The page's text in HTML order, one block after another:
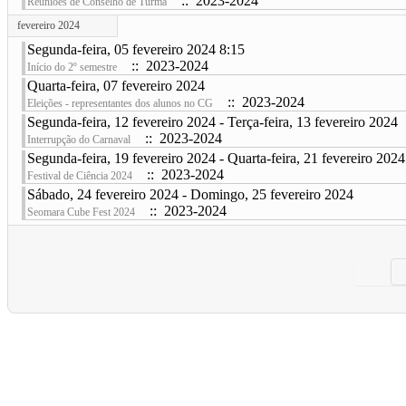
fevereiro 2024
Segunda-feira, 05 fevereiro 2024 8:15
Início do 2º semestre
:: 2023-2024
Quarta-feira, 07 fevereiro 2024
Eleições - representantes dos alunos no CG
:: 2023-2024
Segunda-feira, 12 fevereiro 2024 - Terça-feira, 13 fevereiro 2024
Interrupção do Carnaval
:: 2023-2024
Segunda-feira, 19 fevereiro 2024 - Quarta-feira, 21 fevereiro 2024
Festival de Ciência 2024
:: 2023-2024
Sábado, 24 fevereiro 2024 - Domingo, 25 fevereiro 2024
Seomara Cube Fest 2024 :: 2023-2024